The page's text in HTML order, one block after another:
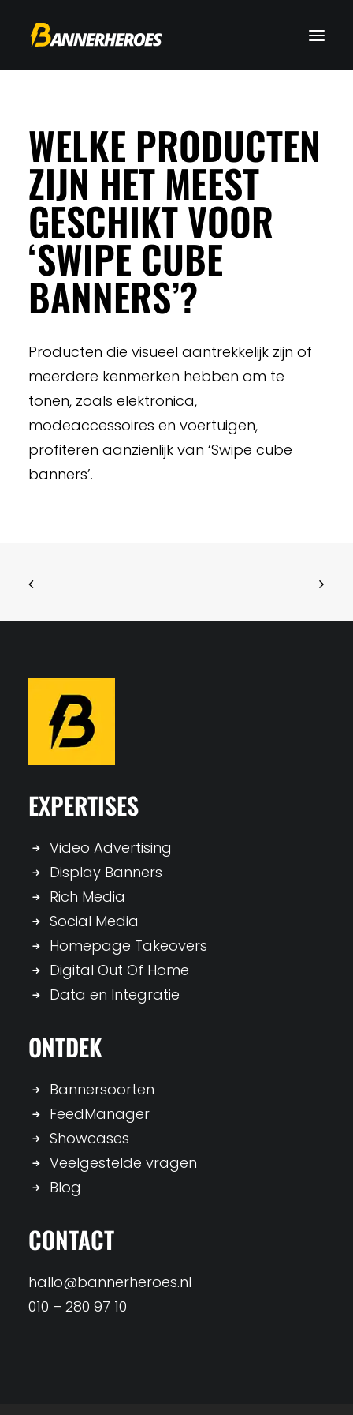
WELKE PRODUCTEN
ZIJN HET MEEST
GESCHIKT VOOR
‘SWIPE CUBE
BANNERS’?
Producten die visueel aantrekkelijk zijn of
meerdere kenmerken hebben om te
tonen, zoals elektronica,
modeaccessoires en voertuigen,
profiteren aanzienlijk van ‘Swipe cube
banners’.
EXPERTISES
Video Advertising
Display Banners
Rich Media
Social Media
Homepage Takeovers
Digital Out Of Home
Data en Integratie
ONTDEK
Bannersoorten
FeedManager
Showcases
Veelgestelde vragen
Blog
CONTACT
hallo@bannerheroes.nl
010 – 280 97 10